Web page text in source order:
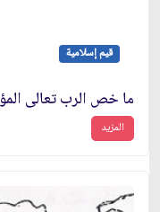
قيم إسلامية
ما خص الرب تعالى
المزيد